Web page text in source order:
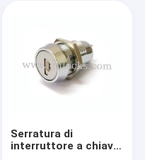
Serratura di
interruttore a chiave